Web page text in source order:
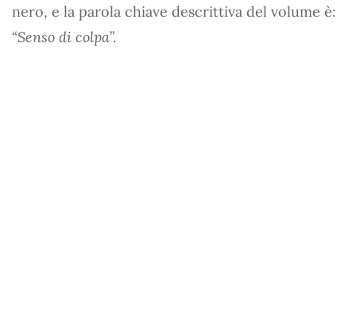
nero, e la parola chiave descrittiva del volume è:
“Senso di colpa”.